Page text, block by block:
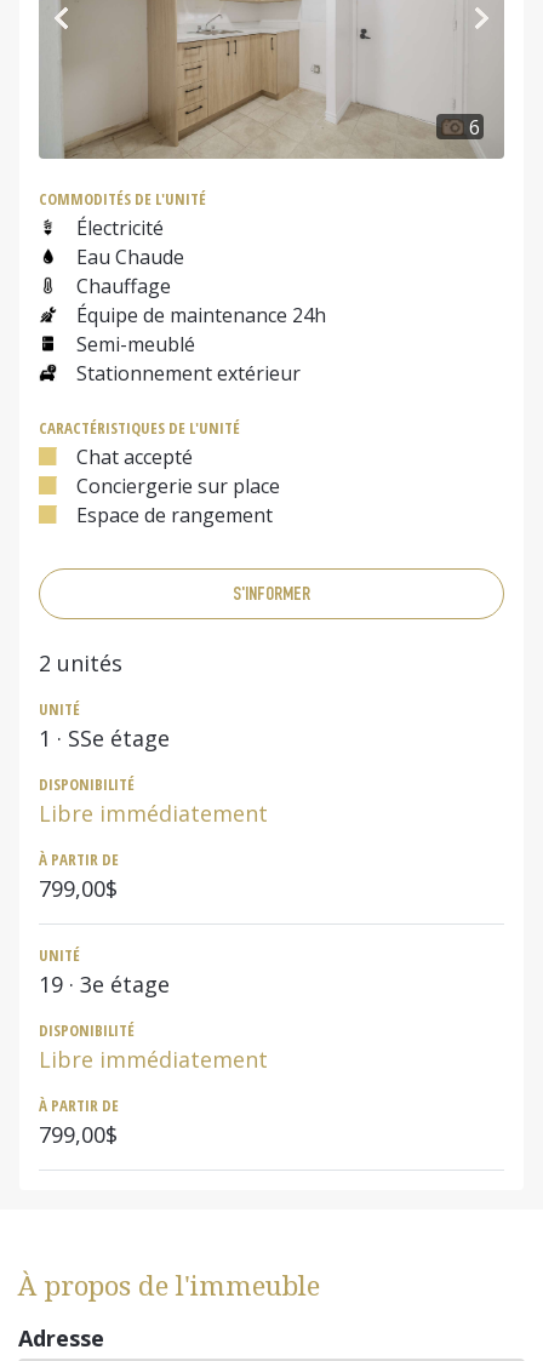
6
COMMODITÉS DE L'UNITÉ
Électricité
Eau Chaude
Chauffage
Équipe de maintenance 24h
Semi-meublé
Stationnement extérieur
CARACTÉRISTIQUES DE L'UNITÉ
Chat accepté
Conciergerie sur place
Espace de rangement
S'INFORMER
2 unités
UNITÉ
1 · SSe étage
DISPONIBILITÉ
Libre immédiatement
À PARTIR DE
799,00$
UNITÉ
19 · 3e étage
DISPONIBILITÉ
Libre immédiatement
À PARTIR DE
799,00$
À propos de l'immeuble
Adresse